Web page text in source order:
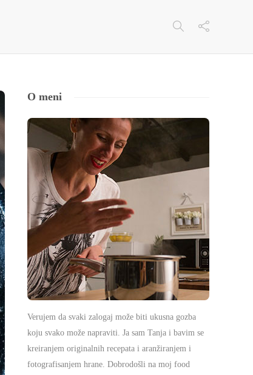
O meni
Verujem da svaki zalogaj može biti ukusna gozba
koju svako može napraviti. Ja sam Tanja i bavim se
kreiranjem originalnih recepata i aranžiranjem i
fotografisanjem hrane. Dobrodošli na moj food